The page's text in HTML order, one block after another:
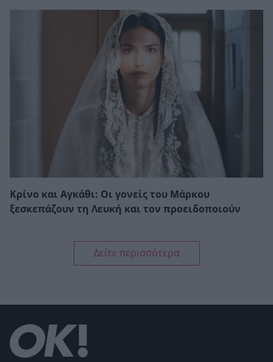
Κρίνο και Αγκάθι: Οι γονείς του Μάρκου
ξεσκεπάζουν τη Λευκή και τον προειδοποιούν
Δείτε περισσότερα